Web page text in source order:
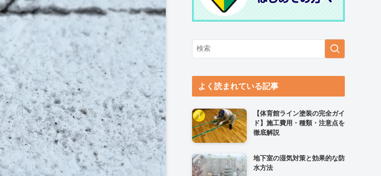
よく読まれている記事
【体育館ライン塗装の完全ガイ
ド】施工費用・種類・注意点を
徹底解説
地下室の湿気対策と効果的な防
水方法